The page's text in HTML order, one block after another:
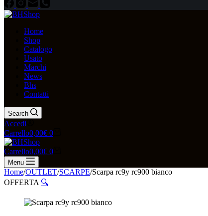
Home
Shop
Catalogo
Usato
Marchi
News
Bhs
Contatti
Search
Accedi
Carrello0,00€ 0
Carrello0,00€ 0
Menu
Home/OUTLET/SCARPE/Scarpa rc9y rc900 bianco
OFFERTA 🔍